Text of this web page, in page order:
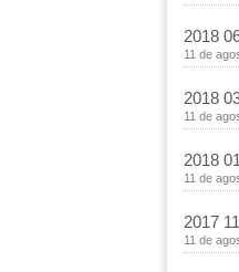
2018
11 de
2018
11 de
2018 01
11 de
2017 11
11 de